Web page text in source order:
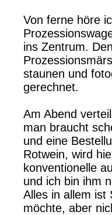
Von ferne höre
ins Zentrum.
staunen und
gerechnet.
Am Abend
man braucht
und eine
Rotwein, wird
konventionelle
und ich bin ihm
Alles in allem ist
möchte, aber